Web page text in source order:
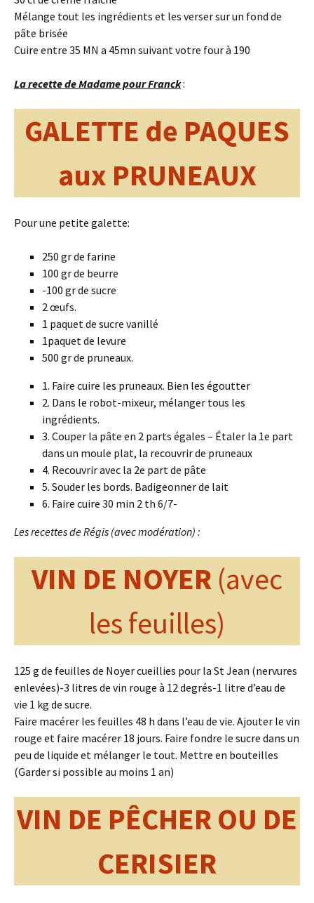
Mélange tout les ingrédients et les verser sur un fond de
pâte brisée
Cuire entre 35 MN a 45mn suivant votre four à 190
La recette de Madame pour Franck:
GALETTE de PAQUES
aux PRUNEAUX
Pour une petite galette:
250 gr de farine
100 gr de beurre
-100 gr de sucre
2 œufs.
1 paquet de sucre vanillé
1paquet de levure
500 gr de pruneaux.
1. Faire cuire les pruneaux. Bien les égoutter
2. Dans le robot-mixeur, mélanger tous les
ingrédients.
3. Couper la pâte en 2 parts égales – Étaler la 1e part
dans un moule plat, la recouvrir de pruneaux
4. Recouvrir avec la 2e part de pâte
5. Souder les bords. Badigeonner de lait
6. Faire cuire 30 min 2 th 6/7-
Les recettes de Régis (avec modération) :
VIN DE NOYER (avec
les feuilles)
125 g de feuilles de Noyer cueillies pour la St Jean (nervures
enlevées)-3 litres de vin rouge à 12 degrés-1 litre d’eau de
vie 1 kg de sucre.
Faire macérer les feuilles 48 h dans l’eau de vie. Ajouter le vin
rouge et faire macérer 18 jours. Faire fondre le sucre dans un
peu de liquide et mélanger le tout. Mettre en bouteilles
(Garder si possible au moins 1 an)
VIN DE PÊCHER OU DE
CERISIER